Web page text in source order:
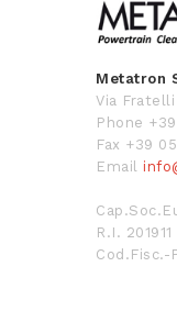
Metatron
Via
Phone +39
Fax +39
Email
R.I.
Cod.Fisc.-